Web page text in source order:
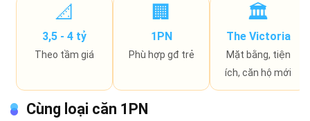
📐
3,5 - 4 tỷ
Theo tầm giá
🏢
1PN
Phù hợp gđ trẻ
🏛️
The Victoria
Mặt bằng, tiện
ích, căn hộ mới
Cùng loại căn 1PN